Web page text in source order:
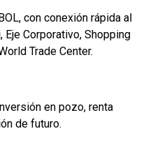
con conexión rápida al
Corporativo, Shopping
Trade Center.
en pozo, renta
de futuro.